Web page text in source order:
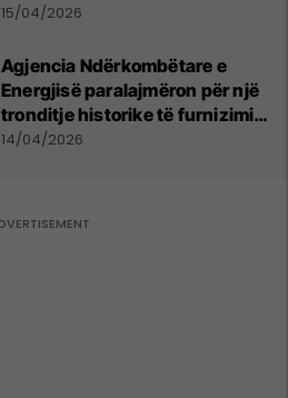
15/04/2026
Agjencia Ndërkombëtare e
Energjisë paralajmëron për një
tronditje historike të furnizimit
me naftë, ndërsa lufta me
14/04/2026